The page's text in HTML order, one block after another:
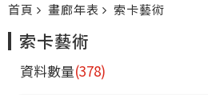
首頁 畫廊年表 索卡藝術
索卡藝術
資料數量(378)